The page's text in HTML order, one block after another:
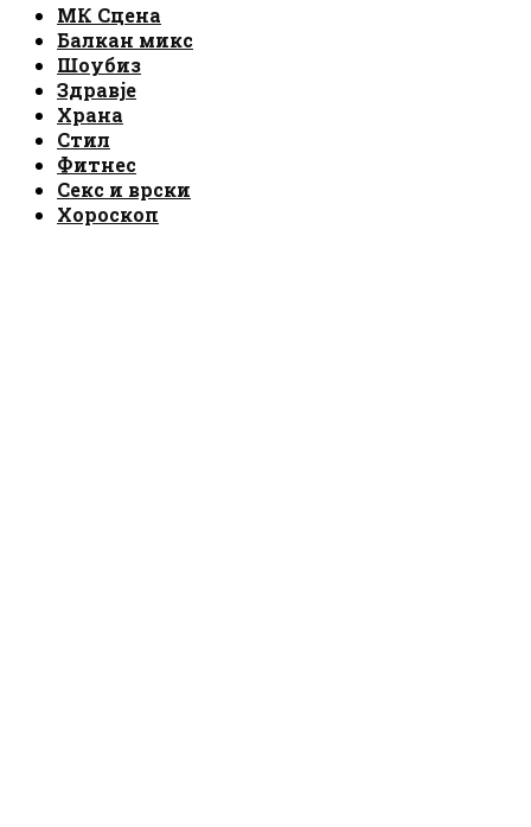
МК Сцена
Балкан микс
Шоубиз
Здравје
Храна
Стил
Фитнес
Секс и врски
Хороскоп